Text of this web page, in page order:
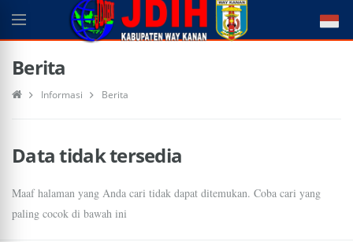
Berita
Informasi Berita
Data tidak tersedia
Maaf halaman yang Anda cari tidak dapat ditemukan. Coba cari yang
paling cocok di bawah ini